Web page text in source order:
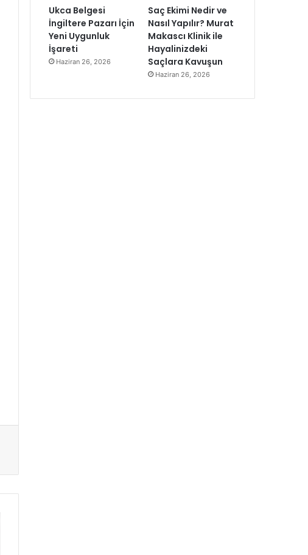
Ukca Belgesi
İngiltere Pazarı İçin
Yeni Uygunluk
İşareti
Haziran 26, 2026
Saç Ekimi Nedir ve
Nasıl Yapılır? Murat
Makascı Klinik ile
Hayalinizdeki
Saçlara Kavuşun
Haziran 26, 2026